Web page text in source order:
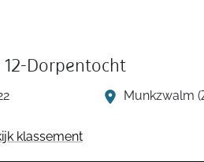
Dorpentocht
Munkzwalm
klassement